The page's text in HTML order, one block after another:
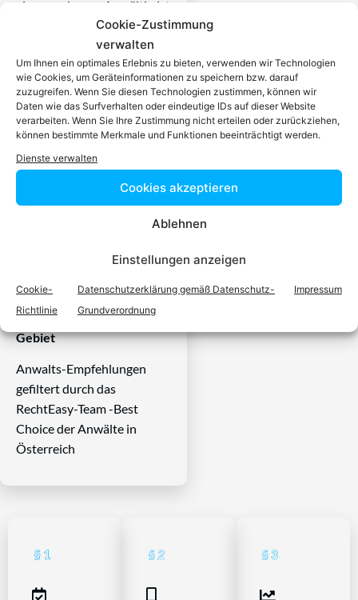
Cookie-Zustimmung
verwalten
Um Ihnen ein optimales Erlebnis zu bieten, verwenden wir Technologien
wie Cookies, um Geräteinformationen zu speichern bzw. darauf
zuzugreifen. Wenn Sie diesen Technologien zustimmen, können wir
Daten wie das Surfverhalten oder eindeutige IDs auf dieser Website
verarbeiten. Wenn Sie Ihre Zustimmung nicht erteilen oder zurückziehen,
können bestimmte Merkmale und Funktionen beeinträchtigt werden.
Dienste verwalten
Cookies akzeptieren
Ablehnen
Einstellungen anzeigen
Cookie-
Richtlinie
Datenschutzerklärung gemäß Datenschutz-
Grundverordnung
Impressum
eine zugelassen Anwältin ist
dafür da, über Rechtsfragen
zu beraten und Klienten vor
Gericht zu vertreten. Es ist
seine Aufgabe,
Dienstleistungen im Bereich
der Rechtsberatung zu
Gericht zu vertreten. Mit
diesem Wissen kennt er alle
relevanten
Herausforderungen dieses
Rechtsnormen vertraut.
Fachexperten auf Ihrem
Gebiet
Anwalts-Empfehlungen
gefiltert durch das
RechtEasy-Team -Best
Choice der Anwälte in
Österreich